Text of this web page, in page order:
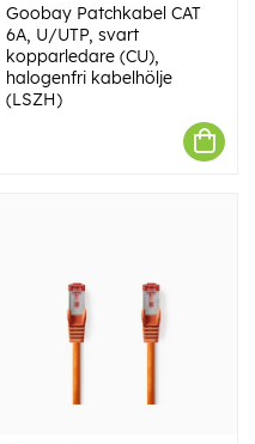
Goobay Patchkabel CAT
6A, U/UTP, svart
kopparledare (CU),
halogenfri kabelhölje
(LSZH)